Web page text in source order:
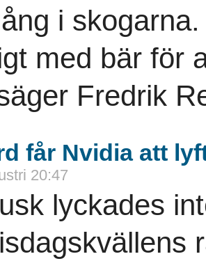
i
med bär för
Fredrik
får Nvidia att
20:47
lyckades